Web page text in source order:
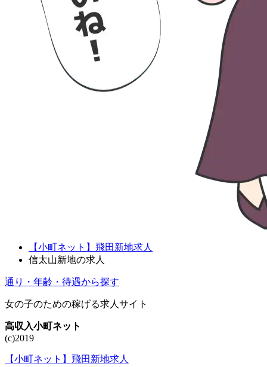
【小町ネット】飛田新地求人
信太山新地の求人
通り・年齢・待遇から探す
女の子のための稼げる求人サイト
高収入小町ネット
(c)2019
【小町ネット】飛田新地求人